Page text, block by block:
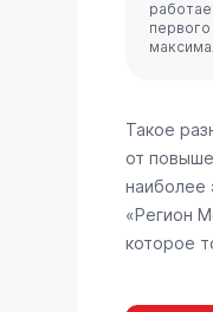
первого
Такое
от
наиболее
«Регион
которое